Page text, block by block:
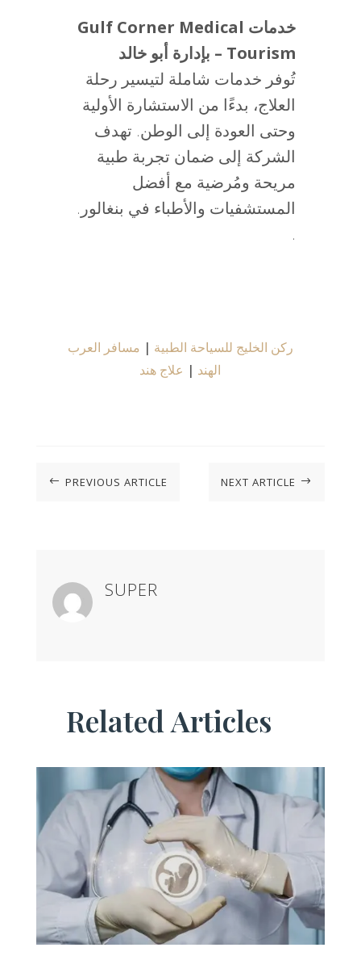
خدمات Gulf Corner Medical
Tourism – بإدارة أبو خالد
تُوفر خدمات شاملة لتيسير رحلة
العلاج، بدءًا من الاستشارة الأولية
وحتى العودة إلى الوطن. تهدف
الشركة إلى ضمان تجربة طبية
مريحة ومُرضية مع أفضل
المستشفيات والأطباء في بنغالور.
.
ركن الخليج للسياحة الطبية | مسافر العرب
الهند | علاج هند
# PREVIOUS ARTICLE NEXT ARTICLE $
SUPER
Related Articles